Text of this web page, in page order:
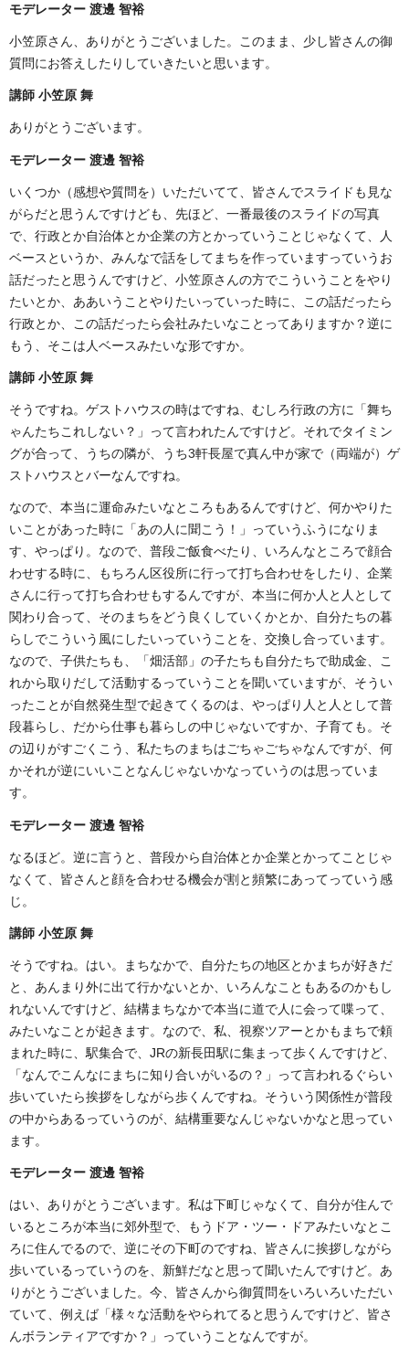
モデレーター 渡邊 智裕
小笠原さん、ありがとうございました。このまま、少し皆さんの御
質問にお答えしたりしていきたいと思います。
講師 小笠原 舞
ありがとうございます。
モデレーター 渡邊 智裕
いくつか（感想や質問を）いただいてて、皆さんでスライドも見な
がらだと思うんですけども、先ほど、一番最後のスライドの写真
で、行政とか自治体とか企業の方とかっていうことじゃなくて、人
ベースというか、みんなで話をしてまちを作っていますっていうお
話だったと思うんですけど、小笠原さんの方でこういうことをやり
たいとか、ああいうことやりたいっていった時に、この話だったら
行政とか、この話だったら会社みたいなことってありますか？逆に
もう、そこは人ベースみたいな形ですか。
講師 小笠原 舞
そうですね。ゲストハウスの時はですね、むしろ行政の方に「舞ち
ゃんたちこれしない？」って言われたんですけど。それでタイミン
グが合って、うちの隣が、うち3軒長屋で真ん中が家で（両端が）ゲ
ストハウスとバーなんですね。
なので、本当に運命みたいなところもあるんですけど、何かやりた
いことがあった時に「あの人に聞こう！」っていうふうになりま
す、やっぱり。なので、普段ご飯食べたり、いろんなところで顔合
わせする時に、もちろん区役所に行って打ち合わせをしたり、企業
さんに行って打ち合わせもするんですが、本当に何か人と人として
関わり合って、そのまちをどう良くしていくかとか、自分たちの暮
らしでこういう風にしたいっていうことを、交換し合っています。
なので、子供たちも、「畑活部」の子たちも自分たちで助成金、こ
れから取りだして活動するっていうことを聞いていますが、そうい
ったことが自然発生型で起きてくるのは、やっぱり人と人として普
段暮らし、だから仕事も暮らしの中じゃないですか、子育ても。そ
の辺りがすごくこう、私たちのまちはごちゃごちゃなんですが、何
かそれが逆にいいことなんじゃないかなっていうのは思っていま
す。
モデレーター 渡邊 智裕
なるほど。逆に言うと、普段から自治体とか企業とかってことじゃ
なくて、皆さんと顔を合わせる機会が割と頻繁にあってっていう感
じ。
講師 小笠原 舞
そうですね。はい。まちなかで、自分たちの地区とかまちが好きだ
と、あんまり外に出て行かないとか、いろんなこともあるのかもし
れないんですけど、結構まちなかで本当に道で人に会って喋って、
みたいなことが起きます。なので、私、視察ツアーとかもまちで頼
まれた時に、駅集合で、JRの新長田駅に集まって歩くんですけど、
「なんでこんなにまちに知り合いがいるの？」って言われるぐらい
歩いていたら挨拶をしながら歩くんですね。そういう関係性が普段
の中からあるっていうのが、結構重要なんじゃないかなと思ってい
ます。
モデレーター 渡邊 智裕
はい、ありがとうございます。私は下町じゃなくて、自分が住んで
いるところが本当に郊外型で、もうドア・ツー・ドアみたいなとこ
ろに住んでるので、逆にその下町のですね、皆さんに挨拶しながら
歩いているっていうのを、新鮮だなと思って聞いたんですけど。あ
りがとうございました。今、皆さんから御質問をいろいろいただい
ていて、例えば「様々な活動をやられてると思うんですけど、皆さ
んボランティアですか？」っていうことなんですが。